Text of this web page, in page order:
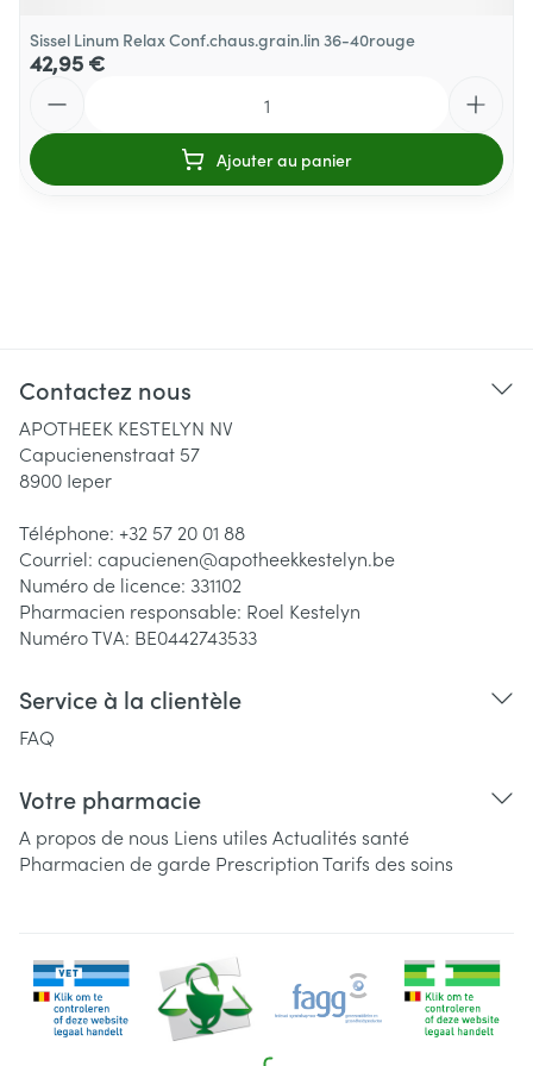
Sissel Linum Relax Conf.chaus.grain.lin 36-40rouge
42,95 €
Ajouter au panier
Contactez nous
APOTHEEK KESTELYN NV
Capucienenstraat 57
8900 Ieper
Téléphone: +32 57 20 01 88
Courriel: capucienen@apotheekkestelyn.be
Numéro de licence: 331102
Pharmacien responsable: Roel Kestelyn
Numéro TVA: BE0442743533
Service à la clientèle
FAQ
Votre pharmacie
A propos de nous Liens utiles Actualités santé
Pharmacien de garde PrescriptionTarifs des soins